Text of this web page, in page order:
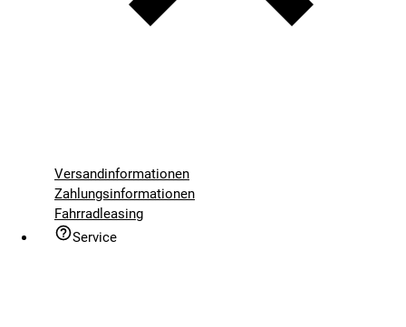
Versandinformationen
Zahlungsinformationen
Fahrradleasing
Service